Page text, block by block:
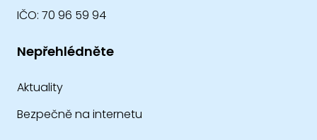
IČO: 70 96 59 94
Nepřehlédněte
Aktuality
Bezpečně na internetu